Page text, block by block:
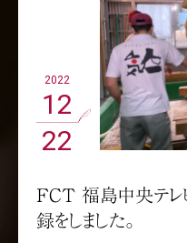
2022
12
22
FCT 福島中央テレ
録をしました。